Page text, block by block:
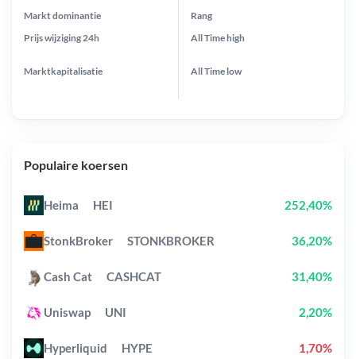
Prijs wijziging 24h
Markt dominantie
Marktkapitalisatie
Rang
All Timehigh
All Time low
Populaire koersen
Heima HEI 252,40%
StonkBroker STONKBROKER 36,20%
Cash Cat CASHCAT 31,40%
Uniswap UNI 2,20%
Hyperliquid HYPE 1,70%